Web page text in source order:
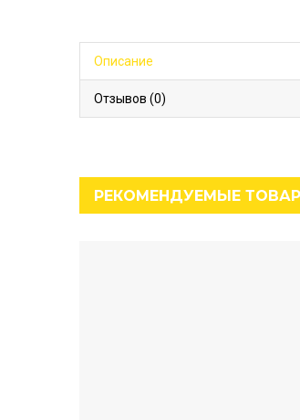
Описание
Отзывов (0)
РЕКОМЕНДУЕМЫЕ